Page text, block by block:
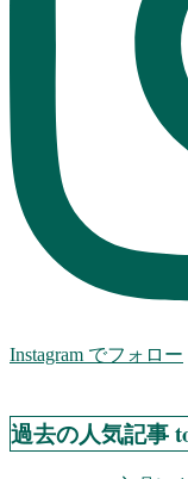
Instagram でフォロー
過去の人気記事